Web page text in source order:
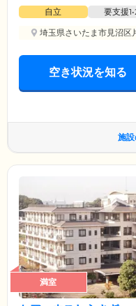
自立 要支援
埼玉県さいたま市見沼区
空き状況を知る
施
満室